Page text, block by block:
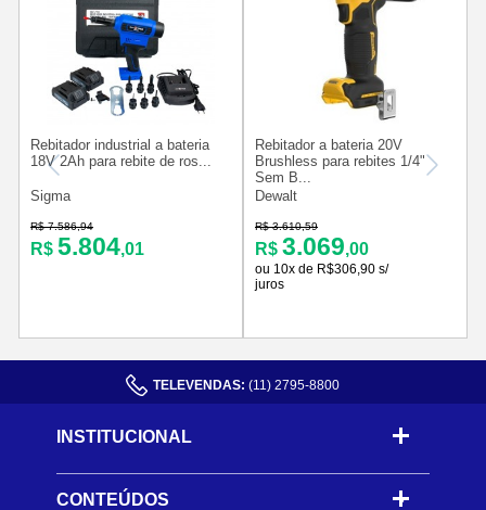
Rebitador industrial a bateria
18V 2Ah para rebite de ros...
Sigma
R$ 7.586,94
R$ 5.804,01
Rebitador a bateria 20V
Brushless para rebites 1/4"
Sem B...
Dewalt
R$ 3.610,59
R$ 3.069,00
ou 10x de R$306,90 s/
juros
TELEVENDAS: (11) 2795-8800
INSTITUCIONAL
CONTEÚDOS -